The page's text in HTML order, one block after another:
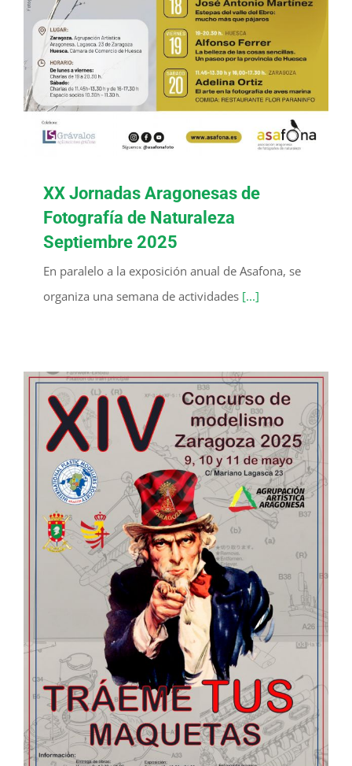
XX Jornadas Aragonesas de
Fotografía de Naturaleza
Septiembre 2025
En paralelo a la exposición anual de Asafona, se
organiza una semana de actividades [...]